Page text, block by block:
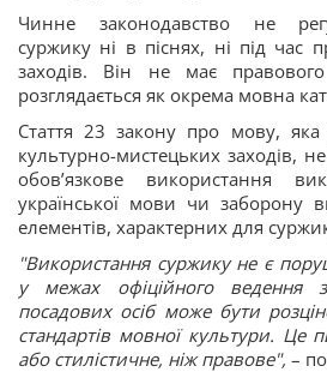
Чинне законодавство не
суржику ні в піснях, ні під час
заходів. Він не має
розглядається як окрема мовна
Стаття 23 закону про мову, яка
культурно-мистецьких заходів,
обов’язкове використання
української мови чи заборону
елементів, характерних для
"Використання суржику не є
у межах офіційного ведення
посадових осіб може бути
стандартів мовної культури. Це
або стилістичне, ніж правове", –